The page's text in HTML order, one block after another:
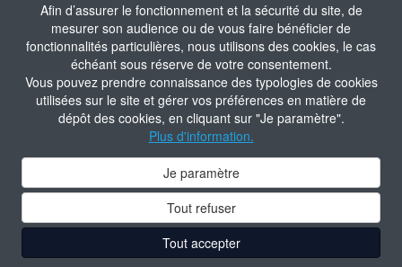
Afin d’assurer le fonctionnement et la sécurité du site, de
mesurer son audience ou de vous faire bénéficier de
fonctionnalités particulières, nous utilisons des cookies, le cas
échéant sous réserve de votre consentement.
Vous pouvez prendre connaissance des typologies de cookies
utilisées sur le site et gérer vos préférences en matière de
dépôt des cookies, en cliquant sur "Je paramètre".
Plus d'information.
Je paramètre
Tout refuser
Tout accepter